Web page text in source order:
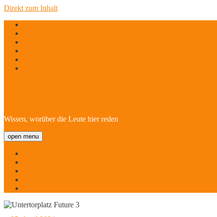
Direkt zum Inhalt
Wissen, worüber die Leute hier reden
open menu